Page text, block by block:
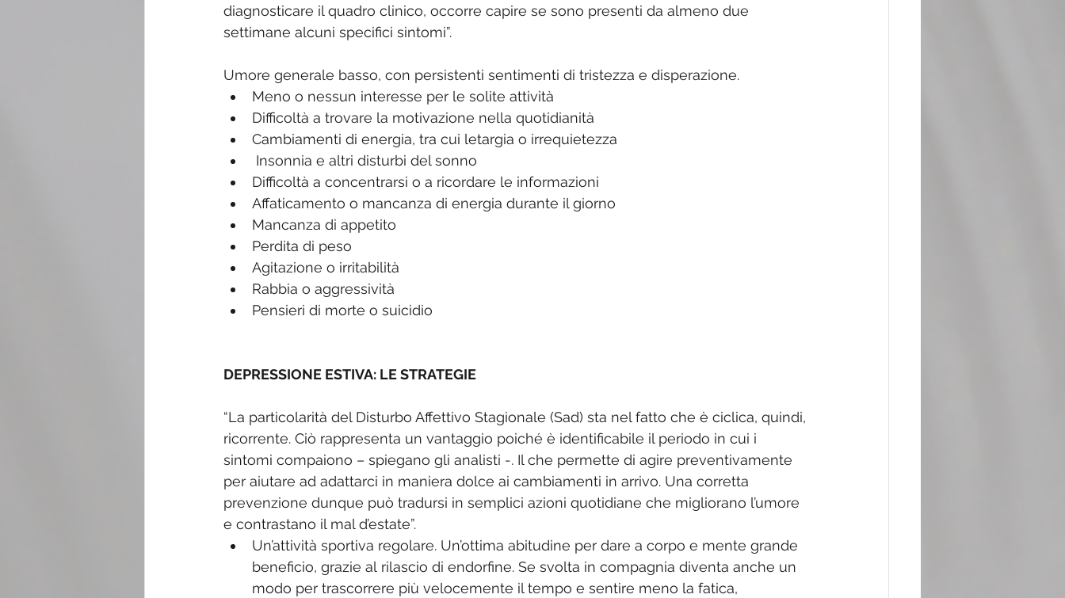
diagnosticare il quadro clinico, occorre capire se sono presenti da almeno due
settimane alcuni specifici sintomi”.
Umore generale basso, con persistenti sentimenti di tristezza e disperazione.
Meno o nessun interesse per le solite attività
Difficoltà a trovare la motivazione nella quotidianità
Cambiamenti di energia, tra cui letargia o irrequietezza
Insonnia e altri disturbi del sonno
Difficoltà a concentrarsi o a ricordare le informazioni
Affaticamento o mancanza di energia durante il giorno
Mancanza di appetito
Perdita di peso
Agitazione o irritabilità
Rabbia o aggressività
Pensieri di morte o suicidio
DEPRESSIONE ESTIVA: LE STRATEGIE
“La particolarità del Disturbo Affettivo Stagionale (Sad) sta nel fatto che è ciclica, quindi,
ricorrente. Ciò rappresenta un vantaggio poiché è identificabile il periodo in cui i
sintomi compaiono – spiegano gli analisti -. Il che permette di agire preventivamente
per aiutare ad adattarci in maniera dolce ai cambiamenti in arrivo. Una corretta
prevenzione dunque può tradursi in semplici azioni quotidiane che migliorano l’umore
e contrastano il mal d’estate”.
Un’attività sportiva regolare. Un’ottima abitudine per dare a corpo e mente grande
beneficio, grazie al rilascio di endorfine. Se svolta in compagnia diventa anche un
modo per trascorrere più velocemente il tempo e sentire meno la fatica,